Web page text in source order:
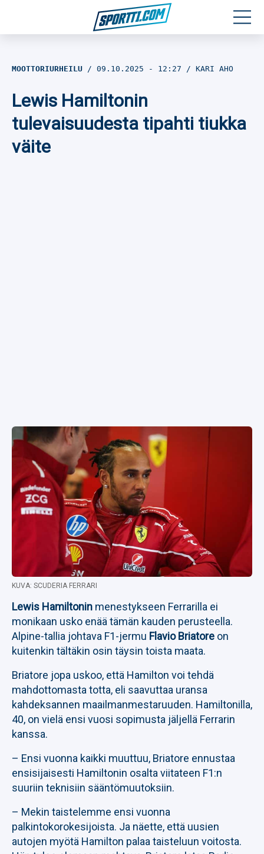
Jalkapallo
Yleisurheilu
MOOTTORIURHEILU 09.10.2025 - 12:27 KARI AHO
Lewis Hamiltonin
tulevaisuudesta tipahti tiukka
väite
KUVA: SCUDERIA FERRARI
Lewis Hamiltonin menestykseen Ferrarilla ei
monikaan usko enää tämän kauden perusteella.
Alpine-tallia johtava F1-jermu Flavio Briatore on
kuitenkin tältäkin osin täysin toista maata.
Briatore jopa uskoo, että Hamilton voi tehdä
mahdottomasta totta, eli saavuttaa uransa
kahdeksannen maailmanmestaruuden. Hamiltonilla,
40, on vielä ensi vuosi sopimusta jäljellä Ferrarin
kanssa.
– Ensi vuonna kaikki muuttuu, Briatore ennustaa
ensisijaisesti Hamiltonin osalta viitateen F1:n
suuriin teknisiin sääntömuutoksiin.
– Mekin taistelemme ensi vuonna
palkintokorokesijoista. Ja näette, että uusien
autojen myötä Hamilton palaa taisteluun voitosta.